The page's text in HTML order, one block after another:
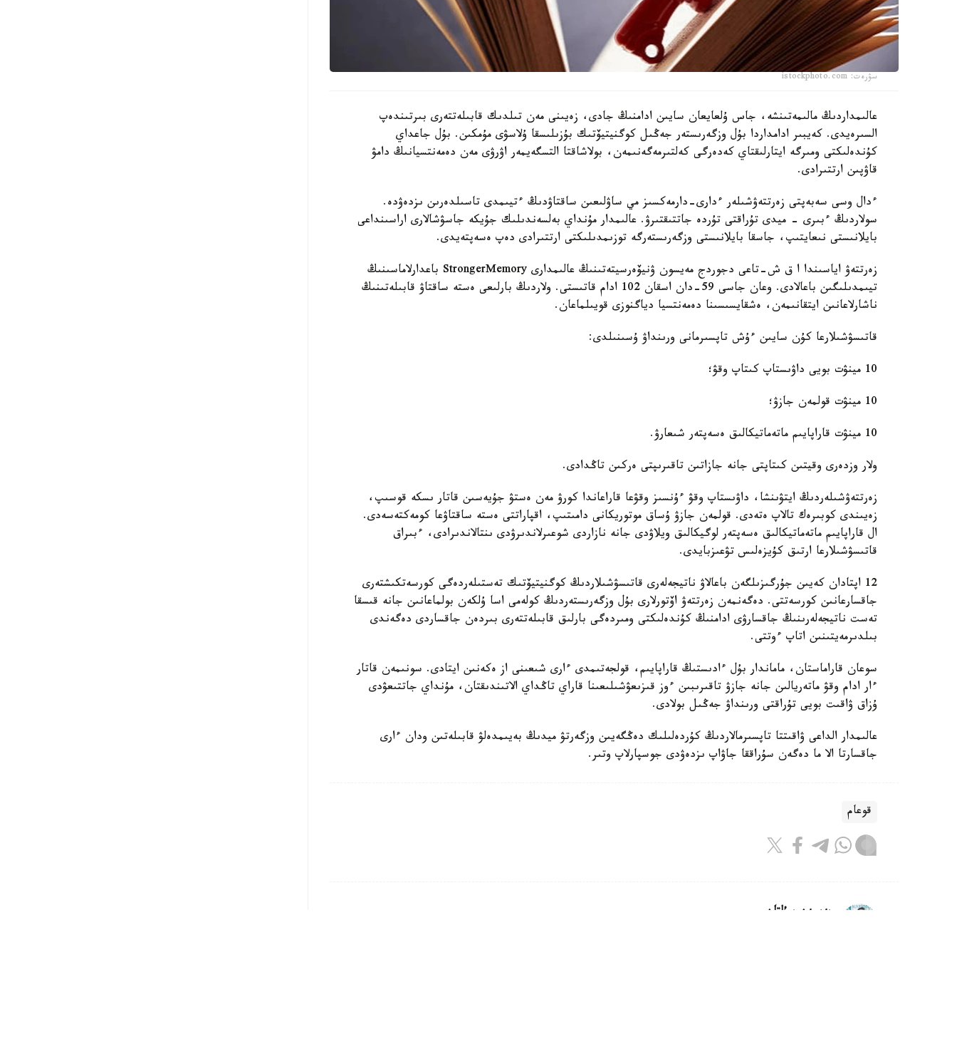
سۋرەت: istockphoto.com
عالىمداردىڭ مالىمەتىنشە، جاس ۇلعايعان سايىن ادامنىڭ جادى، زەيىنى مەن تىلدىك قابىلەتتەرى بىرتىندەپ
السىرەيدى. كەيبىر ادامداردا بۇل وزگەرىستەر جەڭىل كوگنيتيۆتىك بۇزىلىسقا ۇلاسۋى مۇمكىن. بۇل جاعداي
كۇندەلىكتى ومىرگە ايتارلىقتاي كەدەرگى كەلتىرمەگەنىمەن، بولاشاقتا التسگەيمەر اۋرۋى مەن دەمەنتسيانىڭ دامۋ
قاۋپىن ارتتىرادى.
ءدال وسى سەبەپتى زەرتتەۋشىلەر ءدارى-دارمەكسىز مي ساۋلىعىن ساقتاۋدىڭ ءتيىمدى تاسىلدەرىن ىزدەۋدە.
سولاردىڭ ءبىرى - ميدى تۇراقتى تۇردە جاتتىقتىرۋ. عالىمدار مۇنداي بەلسەندىلىك جۇيكە جاسۋشالارى اراسىنداعى
بايلانىستى نىعايتىپ، جاسقا بايلانىستى وزگەرىستەرگە توزىمدىلىكتى ارتتىرادى دەپ ەسەپتەيدى.
زەرتتەۋ اياسىندا ا ق ش-تاعى دجوردج مەيسون ۋنيۆەرسيتەتىنىڭ عالىمدارى StrongerMemory باعدارلاماسىنىڭ
تيىمدىلىگىن باعالادى. وعان جاسى 59-دان اسقان 102 ادام قاتىستى. ولاردىڭ بارلىعى ەستە ساقتاۋ قابىلەتىنىڭ
ناشارلاعانىن ايتقانىمەن، ەشقايسىسىنا دەمەنتسيا دياگنوزى قويىلماعان.
قاتىسۋشىلارعا كۇن سايىن ءۇش تاپسىرمانى ورىنداۋ ۇسىنىلدى:
10 مينۋت بويى داۋىستاپ كىتاپ وقۋ؛
10 مينۋت قولمەن جازۋ؛
10 مينۋت قاراپايىم ماتەماتيكالىق ەسەپتەر شىعارۋ.
ولار وزدەرى وقيتىن كىتاپتى جانە جازاتىن تاقىرىپتى ەركىن تاڭدادى.
زەرتتەۋشىلەردىڭ ايتۋىنشا، داۋىستاپ وقۋ ءۇنسىز وقۋعا قاراعاندا كورۋ مەن ەستۋ جۇيەسىن قاتار ىسكە قوسىپ،
زەيىندى كوبىرەك تالاپ ەتەدى. قولمەن جازۋ ۇساق موتوريكانى دامىتىپ، اقپاراتتى ەستە ساقتاۋعا كومەكتەسەدى.
ال قاراپايىم ماتەماتيكالىق ەسەپتەر لوگيكالىق ويلاۋدى جانە نازاردى شوعىرلاندىرۋدى ىنتالاندىرادى، ءبىراق
قاتىسۋشىلارعا ارتىق كۇيزەلىس تۋعىزبايدى.
12 اپتادان كەيىن جۇرگىزىلگەن باعالاۋ ناتيجەلەرى قاتىسۋشىلاردىڭ كوگنيتيۆتىك تەستىلەردەگى كورسەتكىشتەرى
جاقسارعانىن كورسەتتى. دەگەنمەن زەرتتەۋ اۆتورلارى بۇل وزگەرىستەردىڭ كولەمى اسا ۇلكەن بولماعانىن جانە قىسقا
تەست ناتيجەلەرىنىڭ جاقسارۋى ادامنىڭ كۇندەلىكتى ومىردەگى بارلىق قابىلەتتەرى بىردەن جاقساردى دەگەندى
بىلدىرمەيتىنىن اتاپ ءوتتى.
سوعان قاراماستان، ماماندار بۇل ءادىستىڭ قاراپايىم، قولجەتىمدى ءارى شىعىنى از ەكەنىن ايتادى. سونىمەن قاتار
ءار ادام وقۋ ماتەريالىن جانە جازۋ تاقىرىبىن ءوز قىزىعۋشىلىعىنا قاراي تاڭداي الاتىندىقتان، مۇنداي جاتتىعۋدى
ۇزاق ۋاقىت بويى تۇراقتى ورىنداۋ جەڭىل بولادى.
عالىمدار الداعى ۋاقىتتا تاپسىرمالاردىڭ كۇردەلىلىك دەڭگەيىن وزگەرتۋ ميدىڭ بەيىمدەلۋ قابىلەتىن ودان ءارى
جاقسارتا الا ما دەگەن سۇراققا جاۋاپ ىزدەۋدى جوسپارلاپ وتىر.
قوعام
بەيسەن سۇلتان